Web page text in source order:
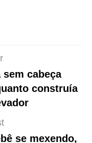
sem cabeça
construía
se mexendo,